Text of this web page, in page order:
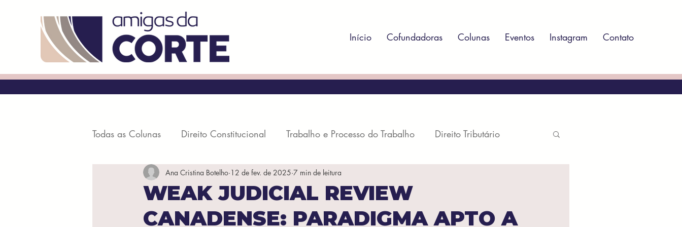
Início Cofundadoras Colunas Eventos Instagram Contato
Todas as Colunas Direito Constitucional Trabalho e Processo do Trabalho Direito Tributário
Processo Civil Penal e Processo Penal Direito Administrativo
Direito Digital Direito Civil Direito Societário Direito Econômico Direito Ambiental
WEAK JUDICIAL REVIEW
CANADENSE: PARADIGMA APTO A
Ana Cristina Botelho 12 de fev. de 2025 7 min de leitura